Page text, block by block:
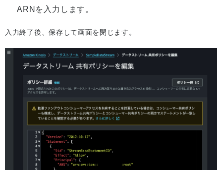
ARNを入力します。
入力終了後、保存して画面を閉じます。